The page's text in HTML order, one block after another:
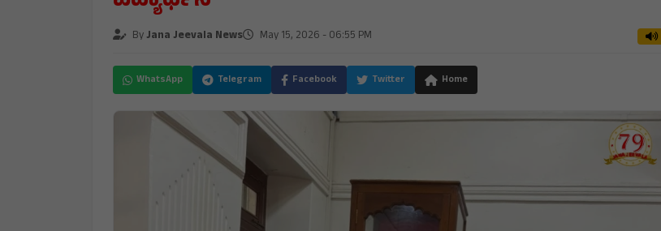
ByJana Jeevala News May 15, 2026 - 06:55 PM
WhatsApp Telegram Facebook Twitter Home